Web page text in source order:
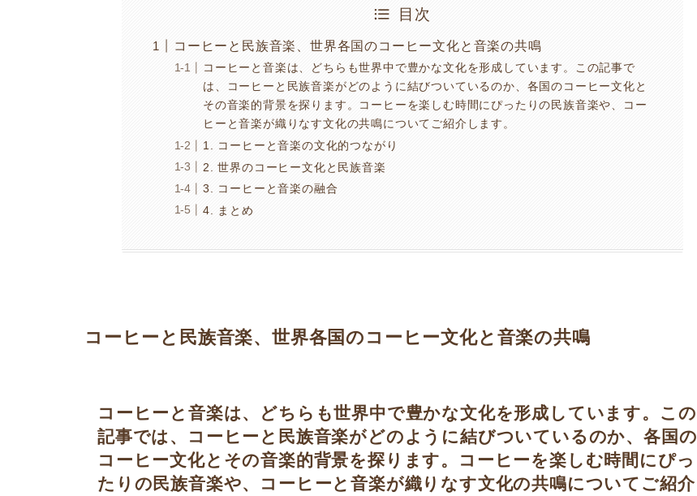
目次
コーヒーと民族音楽、世界各国のコーヒー文化と音楽の共鳴
コーヒーと音楽は、どちらも世界中で豊かな文化を形成しています。この記事で
は、コーヒーと民族音楽がどのように結びついているのか、各国のコーヒー文化と
その音楽的背景を探ります。コーヒーを楽しむ時間にぴったりの民族音楽や、コー
ヒーと音楽が織りなす文化の共鳴についてご紹介します。
1. コーヒーと音楽の文化的つながり
2. 世界のコーヒー文化と民族音楽
3. コーヒーと音楽の融合
4. まとめ
コーヒーと民族音楽、世界各国のコーヒー文化と音楽の共鳴
コーヒーと音楽は、どちらも世界中で豊かな文化を形成しています。この
記事では、コーヒーと民族音楽がどのように結びついているのか、各国の
コーヒー文化とその音楽的背景を探ります。コーヒーを楽しむ時間にぴっ
たりの民族音楽や、コーヒーと音楽が織りなす文化の共鳴についてご紹介